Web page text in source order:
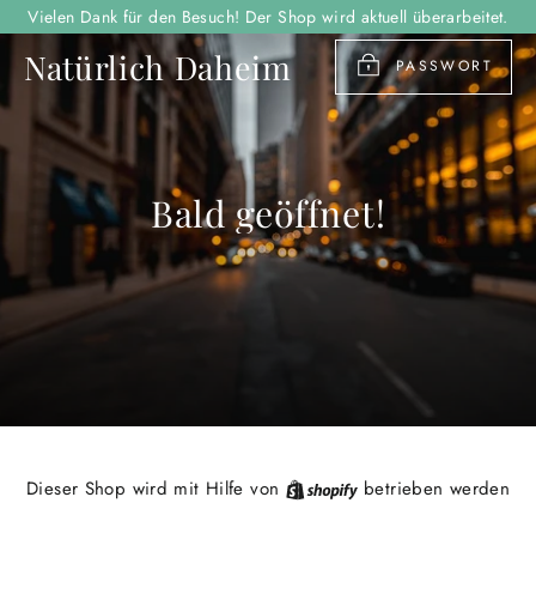
Direkt
zum
Inhalt
Vielen Dank für den Besuch! Der Shop wird aktuell überarbeitet.
Natürlich Daheim PASSWORT
Bald geöffnet!
Dieser Shop wird mit Hilfe von Shopify
betrieben werden